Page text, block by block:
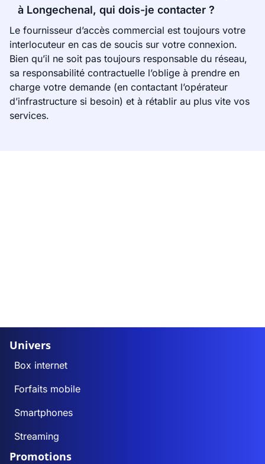
à Longechenal, qui dois-je contacter ?
Le fournisseur d’accès commercial est toujours votre
interlocuteur en cas de soucis sur votre connexion.
Bien qu’il ne soit pas toujours responsable du réseau,
sa responsabilité contractuelle l’oblige à prendre en
charge votre demande (en contactant l’opérateur
d’infrastructure si besoin) et à rétablir au plus vite vos
services.
Univers
Box internet
Forfaits mobile
Smartphones
Streaming
Promotions